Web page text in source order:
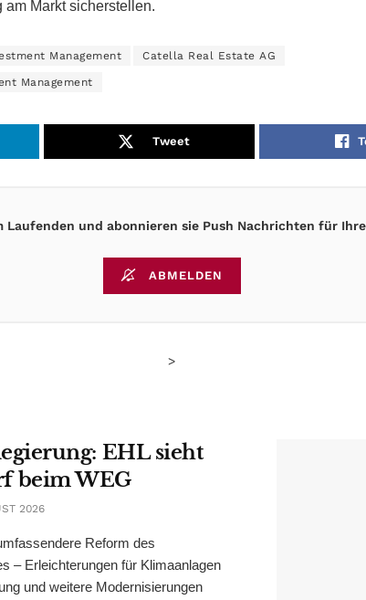
Markt sicherstellen.
Management Catella Real Estate AG
Management
Tweet
Laufenden und abonnieren sie Push Nachrichten für
ABMELDEN
>
EHL sieht
beim WEG
2026
Reform des
– Erleichterungen für Klimaanlagen
und weitere Modernisierungen